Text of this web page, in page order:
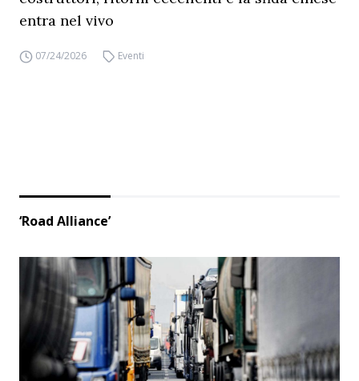
entra nel vivo
07/24/2026 Eventi
‘Road Alliance’